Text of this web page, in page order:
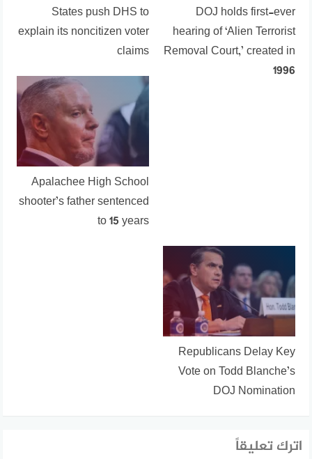
DOJ holds first-ever
hearing of ‘Alien Terrorist
Removal Court,’ created in
1996
States push DHS to
explain its noncitizen voter
claims
Apalachee High School
shooter’s father sentenced
to 15 years
Republicans Delay Key
Vote on Todd Blanche’s
DOJ Nomination
اترك تعليقاً